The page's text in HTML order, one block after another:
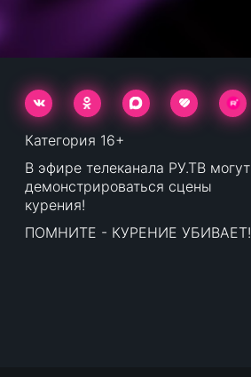
Категория 16+
В эфире телеканала РУ.ТВ могут
демонстрироваться сцены
курения!
ПОМНИТЕ - КУРЕНИЕ УБИВАЕТ!